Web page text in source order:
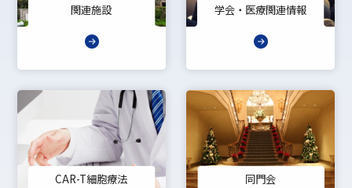
関連施設 学会・医療関連情報
CAR-T細胞療法 同門会